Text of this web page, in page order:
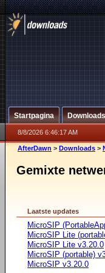
Startpagina Downloads
8/8/2026 6:46:17 AM
AfterDawn > Downloads >
Gemixte
Laatste updates
MicroSIP
MicroSIP Lite
MicroSIP Lite v3.20.0
MicroSIP (portable)
MicroSIP v3.20.0